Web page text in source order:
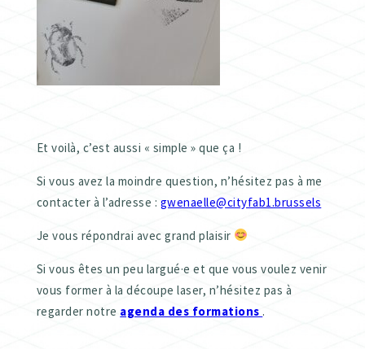
Et voilà, c’est aussi « simple » que ça !
Si vous avez la moindre question, n’hésitez pas à me
contacter à l’adresse : gwenaelle@cityfab1.brussels
Je vous répondrai avec grand plaisir
Si vous êtes un peu largué·e et que vous voulez venir
vous former à la découpe laser, n’hésitez pas à
regarder notre agenda des formations .